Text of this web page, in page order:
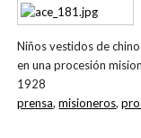
Niños vestidos de
en una procesión
1928
prensa,misioneros,